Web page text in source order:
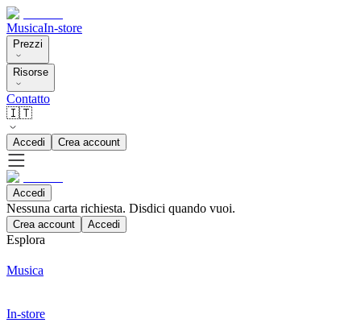
MusicaIn-store
Prezzi
Risorse
Contatto
🇮🇹
Accedi Crea account
Accedi
Nessuna carta richiesta. Disdici quando vuoi.
Crea account Accedi
Esplora
Musica
In-store